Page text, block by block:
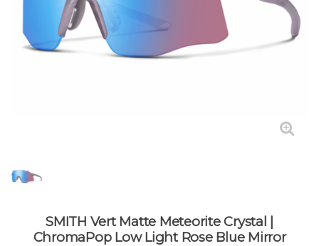
SMITH Vert Matte Meteorite Crystal |
ChromaPop Low Light Rose Blue Mirror